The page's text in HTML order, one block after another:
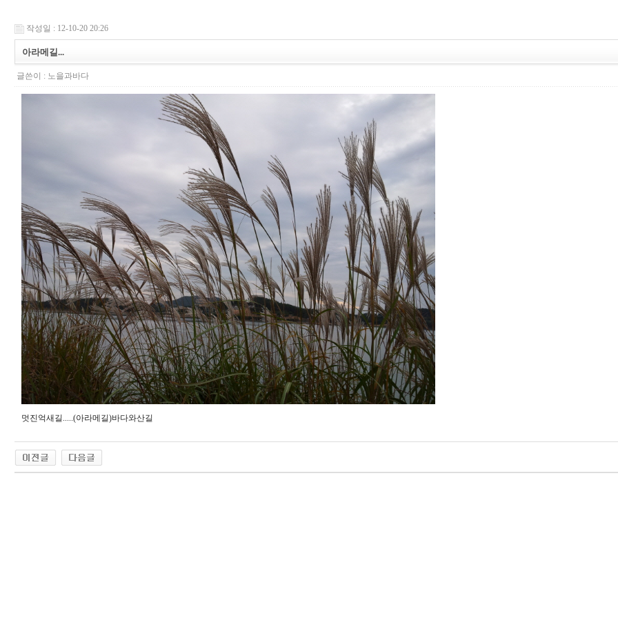
작성일 : 12-10-20 20:26
아라메길...
글쓴이 : 노을과바다
멋진억새길.....(아라메길)바다와산길